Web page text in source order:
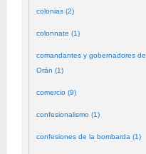
colonias (2)
colonnate (1)
comandantes y gobernadores de
Orán (1)
comercio (9)
confesionalismo (1)
confesiones de la bombarda (1)